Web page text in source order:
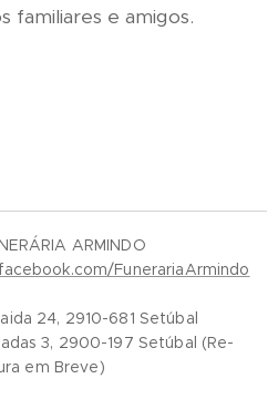
familiares e amigos.
ARMINDO
FunerariaArmindo
24, 2910-681 Setúbal
3, 2900-197 Setúbal (Re-
em Breve)